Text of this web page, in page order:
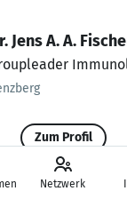
Jens A. A.
Zum Profil
Netzwerk